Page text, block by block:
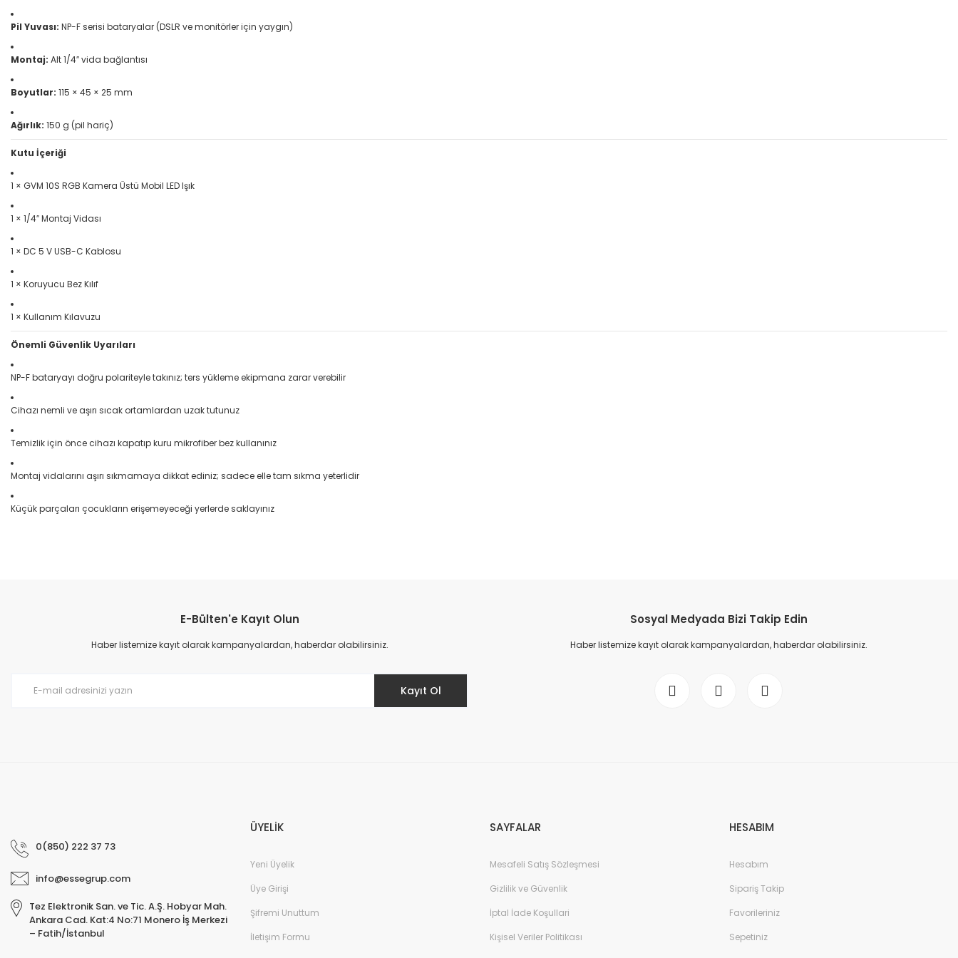
Pil Yuvası: NP-F serisi bataryalar (DSLR ve monitörler için yaygın)
Montaj: Alt 1/4″ vida bağlantısı
Boyutlar: 115 × 45 × 25 mm
Ağırlık: 150 g (pil hariç)
Kutu İçeriği
1 × GVM 10S RGB Kamera Üstü Mobil LED Işık
1 × 1/4″ Montaj Vidası
1 × DC 5 V USB-C Kablosu
1 × Koruyucu Bez Kılıf
1 × Kullanım Kılavuzu
Önemli Güvenlik Uyarıları
NP-F bataryayı doğru polariteyle takınız; ters yükleme ekipmana zarar verebilir
Cihazı nemli ve aşırı sıcak ortamlardan uzak tutunuz
Temizlik için önce cihazı kapatıp kuru mikrofiber bez kullanınız
Montaj vidalarını aşırı sıkmamaya dikkat ediniz; sadece elle tam sıkma yeterlidir
Küçük parçaları çocukların erişemeyeceği yerlerde saklayınız
Ürün resmi kalitesiz, bozuk veya görüntülenemiyor.
Ürün açıklamasında eksik bilgiler bulunuyor.
E-Bülten'e Kayıt Olun
Haber listemize kayıt olarak kampanyalardan, haberdar olabilirsiniz.
Kayıt Ol
Sosyal Medyada Bizi Takip Edin
Haber listemize kayıt olarak kampanyalardan, haberdar olabilirsiniz.
0(850) 222 37 73
info@essegrup.com
Tez Elektronik San. ve Tic. A.Ş. Hobyar Mah.
Ankara Cad. Kat:4 No:71 Monero İş Merkezi
– Fatih/İstanbul
ÜYELİK
Yeni Üyelik
Üye Girişi
Şifremi Unuttum
İletişim Formu
SAYFALAR
Mesafeli Satış Sözleşmesi
Gizlilik ve Güvenlik
İptal İade Koşullari
Kişisel Veriler Politikası
HESABIM
Hesabım
Sipariş Takip
Favorileriniz
Sepetiniz